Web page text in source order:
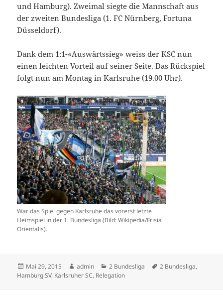
und Hamburg). Zweimal siegte die Mannschaft aus
der zweiten Bundesliga (1. FC Nürnberg, Fortuna
Düsseldorf).
Dank dem 1:1-«Auswärtssieg» weiss der KSC nun
einen leichten Vorteil auf seiner Seite. Das Rückspiel
folgt nun am Montag in Karlsruhe (19.00 Uhr).
War das Spiel gegen Karlsruhe das vorerst letzte
Heimspiel in der 1. Bundesliga (Bild: Wikipedia/Frisia
Orientalis).
Veröffentlicht
am
Mai 29, 2015 Autor
admin Kategorien
2 Bundesliga Schlagwörter
2 Bundesliga,
Hamburg SV, Karlsruher SC, Relegation